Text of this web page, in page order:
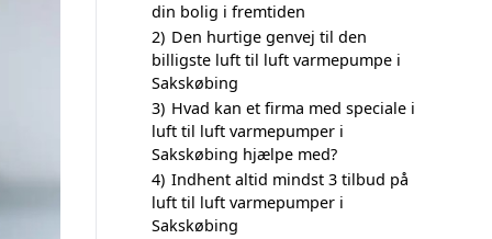
din bolig i fremtiden
2) Den hurtige genvej til den
billigste luft til luft varmepumpe i
Sakskøbing
3) Hvad kan et firma med speciale i
luft til luft varmepumper i
Sakskøbing hjælpe med?
4) Indhent altid mindst 3 tilbud på
luft til luft varmepumper i
Sakskøbing